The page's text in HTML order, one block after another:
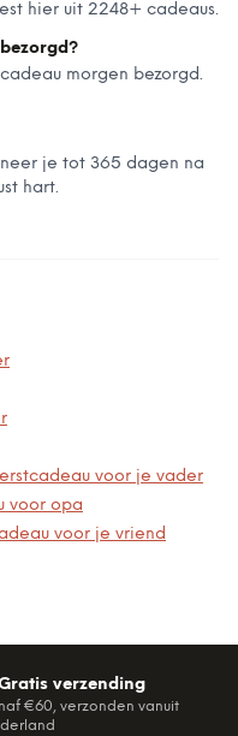
hier uit 2248+ cadeaus.
morgen bezorgd.
je tot 365 dagen na
hart.
voor je vader
voor opa
voor je vriend
verzending
€60, verzonden vanuit